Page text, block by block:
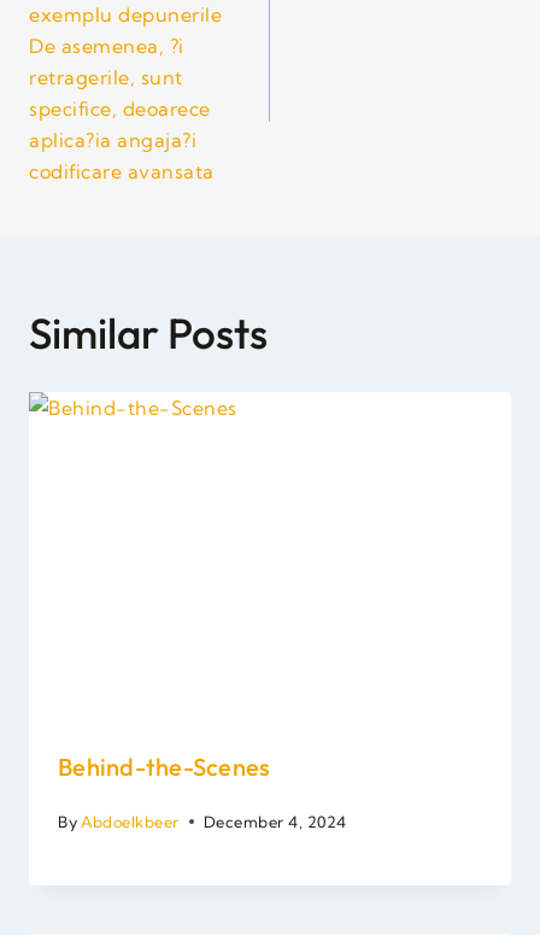
exemplu depunerile
De asemenea, ?i
retragerile, sunt
specifice, deoarece
aplica?ia angaja?i
codificare avansata
Similar Posts
Behind-the-Scenes
ByAbdoelkbeer December 4, 2024